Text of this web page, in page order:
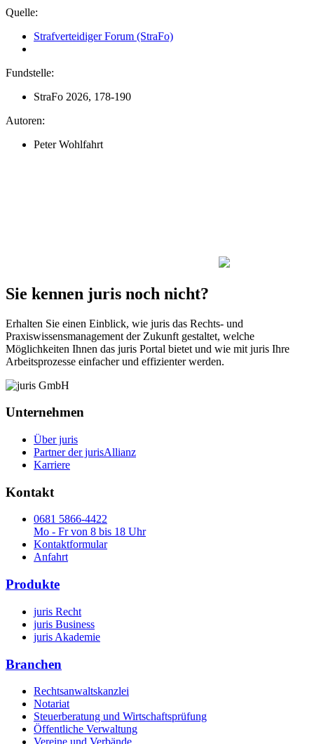
Quelle:
Strafverteidiger Forum (StraFo)
Fundstelle:
StraFo 2026, 178-190
Autoren:
Peter Wohlfahrt
Sie kennen juris noch nicht?
Erhalten Sie einen Einblick, wie juris das Rechts- und
Praxiswissensmanagement der Zukunft gestaltet, welche
Möglichkeiten Ihnen das juris Portal bietet und wie mit juris Ihre
Arbeitsprozesse einfacher und effizienter werden.
Unternehmen
Über juris
Partner der jurisAllianz
Karriere
Kontakt
0681 5866-4422
Mo - Fr von 8 bis 18 Uhr
Kontaktformular
Anfahrt
Produkte
juris Recht
juris Business
juris Akademie
Branchen
Rechtsanwaltskanzlei
Notariat
Steuerberatung und Wirtschaftsprüfung
Öffentliche Verwaltung